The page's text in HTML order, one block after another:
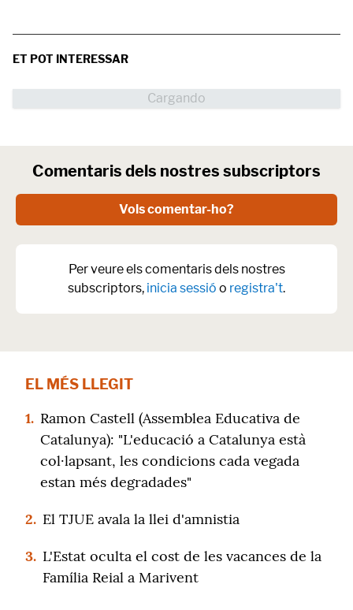
ET POT INTERESSAR
Comentaris dels nostres subscriptors
Vols comentar-ho?
Per veure els comentaris dels nostres
subscriptors, inicia sessió o registra't.
EL MÉS LLEGIT
1. Ramon Castell (Assemblea Educativa de
Catalunya): "L'educació a Catalunya està
col·lapsant, les condicions cada vegada
estan més degradades"
2. El TJUE avala la llei d'amnistia
3. L'Estat oculta el cost de les vacances de la
Família Reial a Marivent